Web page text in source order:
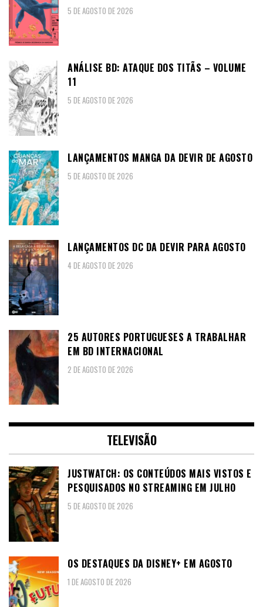
5 DE AGOSTO DE 2026
ANÁLISE BD: ATAQUE DOS TITÃS – VOLUME
11
5 DE AGOSTO DE 2026
LANÇAMENTOS MANGA DA DEVIR DE AGOSTO
5 DE AGOSTO DE 2026
LANÇAMENTOS DC DA DEVIR PARA AGOSTO
4 DE AGOSTO DE 2026
25 AUTORES PORTUGUESES A TRABALHAR
EM BD INTERNACIONAL
2 DE AGOSTO DE 2026
TELEVISÃO
JUSTWATCH: OS CONTEÚDOS MAIS VISTOS E
PESQUISADOS NO STREAMING EM JULHO
5 DE AGOSTO DE 2026
OS DESTAQUES DA DISNEY+ EM AGOSTO
1 DE AGOSTO DE 2026